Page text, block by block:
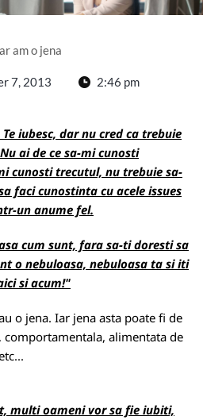
am o jena
7, 2013
2:46 pm
iubesc, dar nu cred ca trebuie
ai de ce sa-mi cunosti
cunosti trecutul, nu trebuie sa-
faci cunostinta cu acele issues
un anume fel.
cum sunt, fara sa-ti doresti sa
o nebuloasa, nebuloasa ta si iti
si acum!"
o jena. Iar jena asta poate fi de
alimentata de
multi oameni vor sa fie iubiti,